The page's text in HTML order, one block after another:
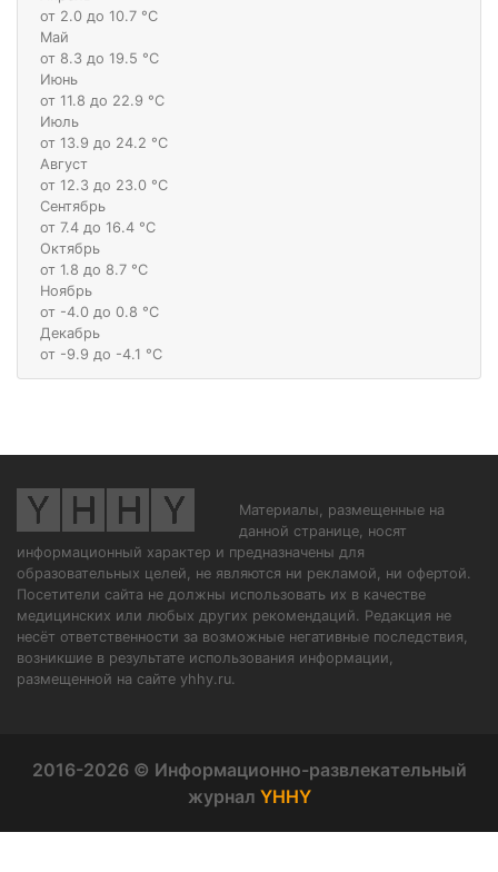
от 2.0 до 10.7 °С
Май
от 8.3 до 19.5 °С
Июнь
от 11.8 до 22.9 °С
Июль
от 13.9 до 24.2 °С
Август
от 12.3 до 23.0 °С
Сентябрь
от 7.4 до 16.4 °С
Октябрь
от 1.8 до 8.7 °С
Ноябрь
от -4.0 до 0.8 °С
Декабрь
от -9.9 до -4.1 °С
Материалы, размещенные на
данной странице, носят
информационный характер и предназначены для
образовательных целей, не являются ни рекламой, ни офертой.
Посетители сайта не должны использовать их в качестве
медицинских или любых других рекомендаций. Редакция не
несёт ответственности за возможные негативные последствия,
возникшие в результате использования информации,
размещенной на сайте yhhy.ru.
2016-2026 © Информационно-развлекательный
журнал YHHY